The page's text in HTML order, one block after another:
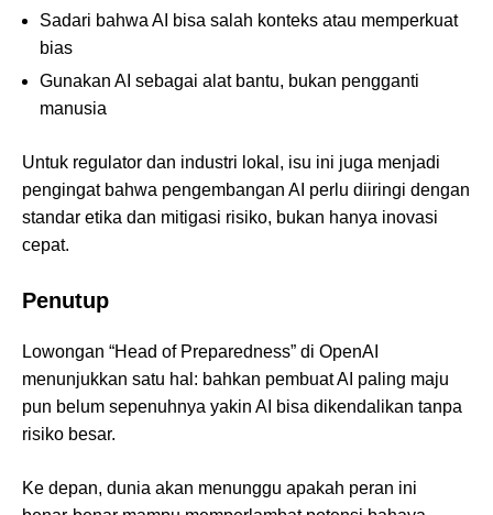
Sadari bahwa AI bisa salah konteks atau memperkuat
bias
Gunakan AI sebagai alat bantu, bukan pengganti
manusia
Untuk regulator dan industri lokal, isu ini juga menjadi
pengingat bahwa pengembangan AI perlu diiringi dengan
standar etika dan mitigasi risiko, bukan hanya inovasi
cepat.
Penutup
Lowongan “Head of Preparedness” di OpenAI
menunjukkan satu hal: bahkan pembuat AI paling maju
pun belum sepenuhnya yakin AI bisa dikendalikan tanpa
risiko besar.
Ke depan, dunia akan menunggu apakah peran ini